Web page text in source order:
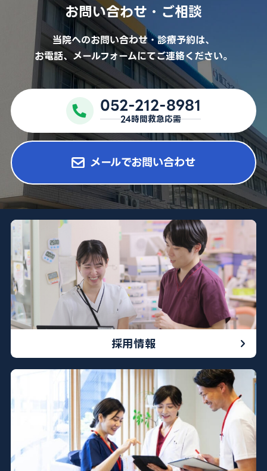
お問い合わせ
予約キャンセル・変更
052-212-8981
24時間救急応需
For International Patients
052-212-8981
※診療科によって曜日や時間が異なる場合がございます
お問い合わせ・ご相談
当院へのお問い合わせ・診療予約は、
お電話、メールフォームにてご連絡ください。
052-212-8981
24時間救急応需
メールでお問い合わせ
採用情報